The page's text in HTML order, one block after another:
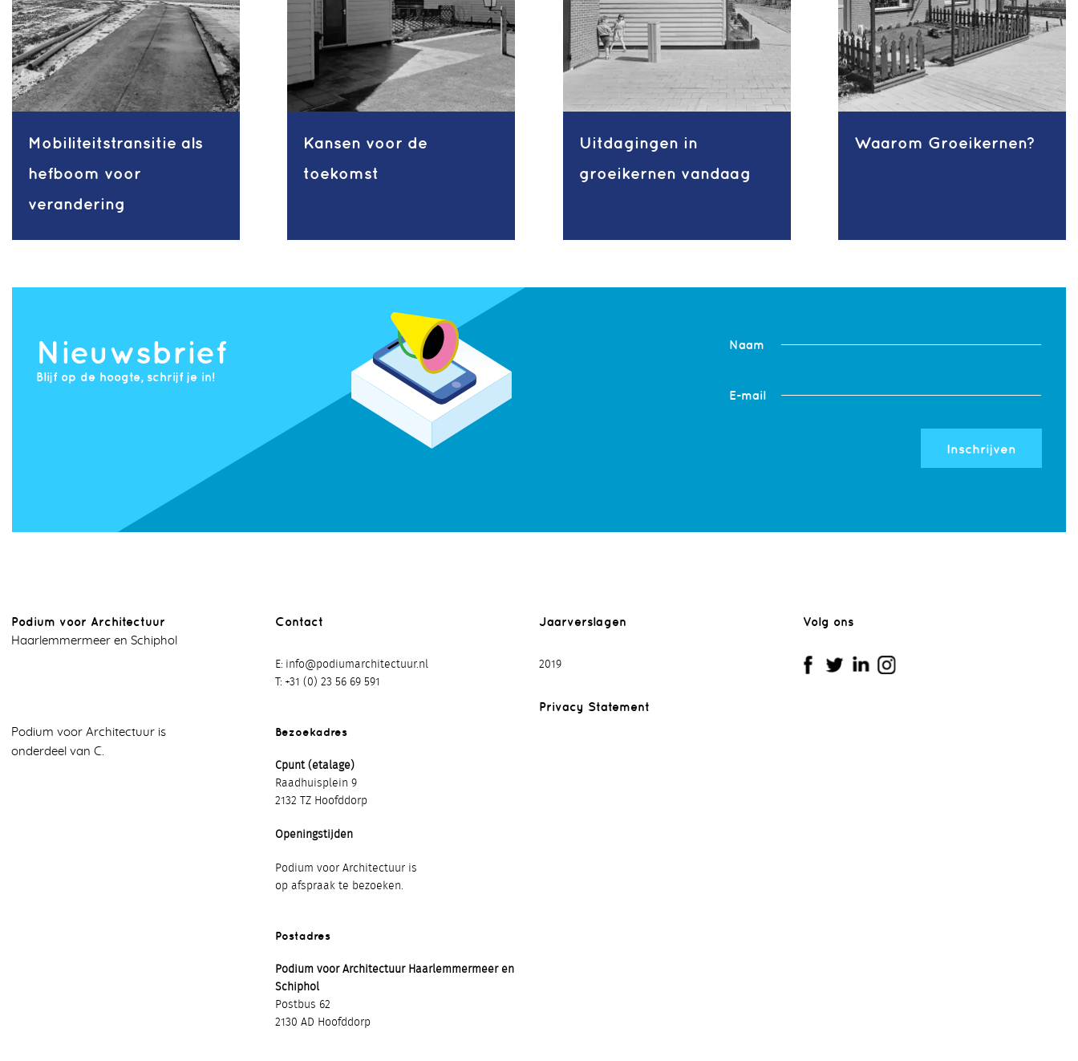
Mobiliteitstransitie als
hefboom voor
verandering
Kansen voor de
toekomst
Uitdagingen in
groeikernen vandaag
Waarom Groeikernen?
Nieuwsbrief
Blijf op de hoogte, schrijf je in!
Naam
E-mail
Inschrijven
Podium voor Architectuur
Haarlemmermeer en Schiphol
Podium voor Architectuur is
onderdeel van C.
Contact
E info@podiumarchitectuur.nl
T +31 (0) 23 56 69 591
Bezoekadres
Cpunt (etalage)
Raadhuisplein 9
2132 TZ Hoofddorp
Openingstijden
Podium voor Architectuur is
op afspraak te bezoeken.
Postadres
Podium voor Architectuur Haarlemmermeer en
Schiphol
Postbus 62
2130 AD Hoofddorp
Jaarverslagen
2019
Privacy Statement
Volg ons